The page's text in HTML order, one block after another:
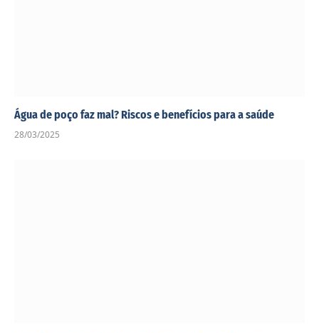
Água de poço faz mal? Riscos e benefícios para a saúde
28/03/2025